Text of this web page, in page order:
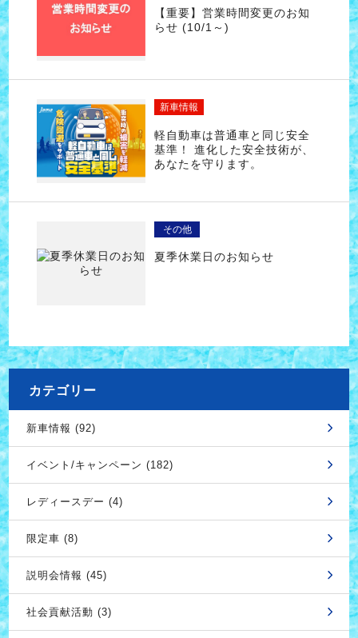
【重要】営業時間変更のお知
らせ (10/1～)
新車情報
軽自動車は普通車と同じ安全
基準！ 進化した安全技術が、
あなたを守ります。
その他
夏季休業日のお知らせ
カテゴリー
新車情報 (92)
イベント/キャンペーン (182)
レディースデー (4)
限定車 (8)
説明会情報 (45)
社会貢献活動 (3)